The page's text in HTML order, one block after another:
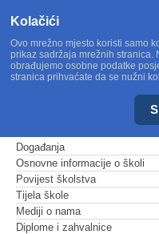
Događanja
Osnovne informacije o školi
Povijest školstva
Tijela škole
Mediji o nama
Diplome i zahvalnice
Kolačići
Ovo mrežno mjesto koristi samo
prikaz sadržaja mrežnih stranica.
obrađujemo osobne podatke
stranica prihvaćate da se nužni